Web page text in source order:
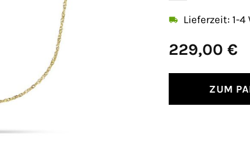
229,00 €
Lieferzeit: 1-4
ZUM